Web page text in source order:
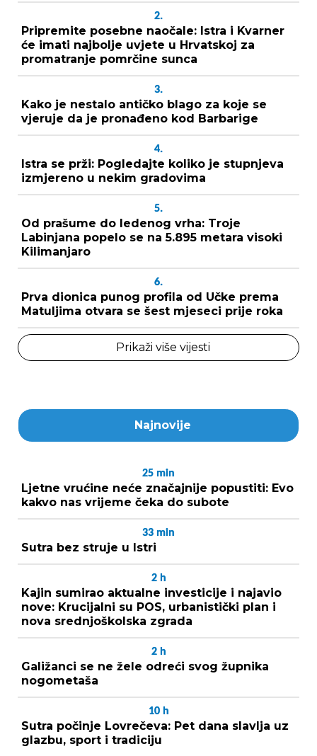
2.
Pripremite posebne naočale: Istra i Kvarner
će imati najbolje uvjete u Hrvatskoj za
promatranje pomrčine sunca
3.
Kako je nestalo antičko blago za koje se
vjeruje da je pronađeno kod Barbarige
4.
Istra se prži: Pogledajte koliko je stupnjeva
izmjereno u nekim gradovima
5.
Od prašume do ledenog vrha: Troje
Labinjana popelo se na 5.895 metara visoki
Kilimanjaro
6.
Prva dionica punog profila od Učke prema
Matuljima otvara se šest mjeseci prije roka
Prikaži više vijesti
Najnovije
25 min
Ljetne vrućine neće značajnije popustiti: Evo
kakvo nas vrijeme čeka do subote
33 min
Sutra bez struje u Istri
2 h
Kajin sumirao aktualne investicije i najavio
nove: Krucijalni su POS, urbanistički plan i
nova srednjoškolska zgrada
2 h
Galižanci se ne žele odreći svog župnika
nogometaša
10 h
Sutra počinje Lovrečeva: Pet dana slavlja uz
glazbu, sport i tradiciju